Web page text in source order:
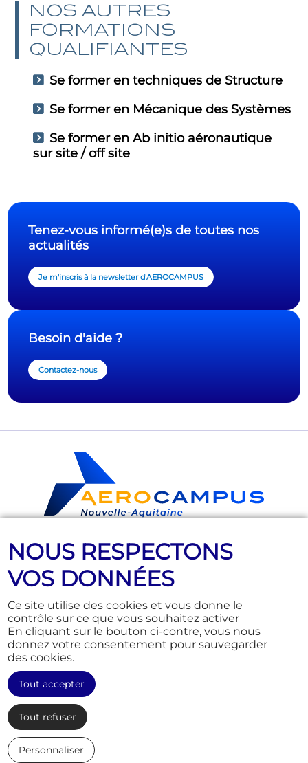
NOS AUTRES
FORMATIONS
QUALIFIANTES
Se former en techniques de Structure
Se former en Mécanique des Systèmes
Se former en Ab initio aéronautique
sur site / off site
Tenez-vous informé(e)s de toutes nos
actualités
Je m'inscris à la newsletter d'AEROCAMPUS
Besoin d'aide ?
Contactez-nous
Nous suivre
Education
Training & Consulting
Events et solutions
Actus
Qui sommes-nous ?
Offres d'emploi
NOUS RESPECTONS
VOS DONNÉES
Ce site utilise des cookies et vous donne le
contrôle sur ce que vous souhaitez activer
En cliquant sur le bouton ci-contre, vous nous
donnez votre consentement pour sauvegarder
des cookies.
Tout accepter
Tout refuser
Personnaliser